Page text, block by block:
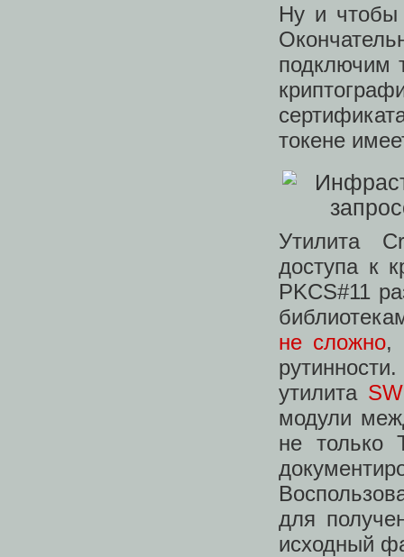
Ну и
подключим
токене
Утилита
доступа к
PKCS#11
не сложно,
утилита
модули
не только
для
исходный